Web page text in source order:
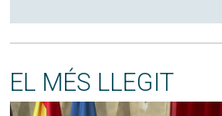
EL MÉS LLEGIT